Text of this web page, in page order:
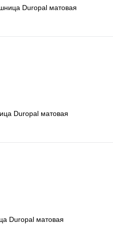
Duropal матовая
Duropal матовая
Duropal матовая